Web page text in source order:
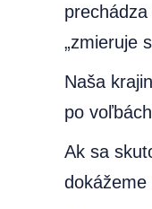
„zmieruje
Naša
po
Ak sa